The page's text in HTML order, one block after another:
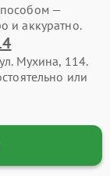
—
и аккуратно.
Мухина, 114.
или